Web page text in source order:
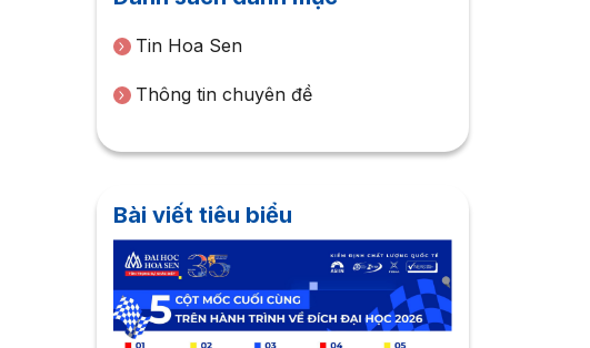
Tin Hoa Sen
Thông tin chuyên đề
Bài viết tiêu biểu